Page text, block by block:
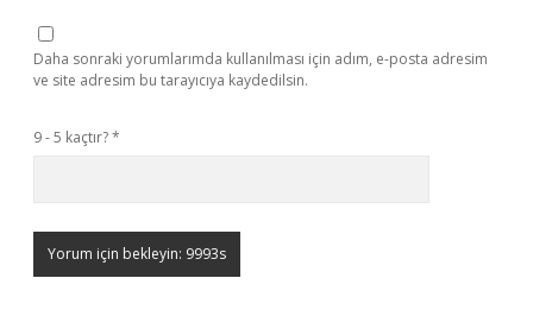
Daha sonraki yorumlarımda kullanılması için adım, e-posta adresim
ve site adresim bu tarayıcıya kaydedilsin.
9 - 5 kaçtır?*